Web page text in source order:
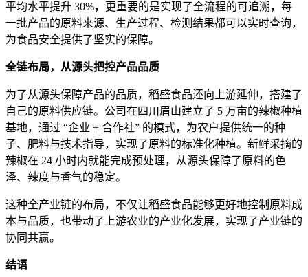
平均水平提升 30%，更重要的是实现了全流程的可追溯，每
一批产品的原料来源、生产过程、检测结果都可以实时查询，
为食品安全提供了坚实的保障。
全链布局，从源头把控产品品质
为了从源头保障产品的品质，稻盛食品还向上游延伸，搭建了
自己的原料供应链。公司在四川眉山建立了 5 万亩的辣椒种植
基地，通过 “企业 + 合作社” 的模式，为农户提供统一的种
子、肥料与技术指导，实现了原料的标准化种植。新鲜采摘的
辣椒在 24 小时内就能完成预处理，从源头保障了原料的色
泽、辣度与香气的稳定。
这种全产业链的布局，不仅让稻盛食品能够更好地控制原料成
本与品质，也带动了上游农业的产业化发展，实现了产业链的
协同共赢。
结语